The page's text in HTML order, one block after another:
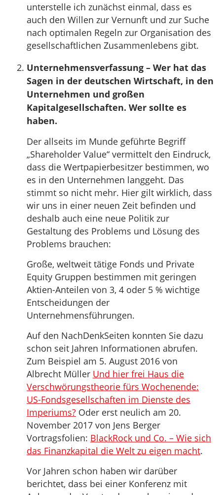
unterstelle ich zunächst einmal, dass es
auch den Willen zur Vernunft und zur Suche
nach optimalen Regeln zur Organisation des
gesellschaftlichen Zusammenlebens gibt.
Unternehmensverfassung – Wer hat das
Sagen in der deutschen Wirtschaft, in den
Unternehmen und großen
Kapitalgesellschaften. Wer sollte es
haben.
Der allseits im Munde geführte Begriff
„Shareholder Value“ vermittelt den Eindruck,
dass die Wertpapierbesitzer bestimmen, wo
es in den Unternehmen langgeht. Das
stimmt so nicht mehr. Hier gilt wirklich, dass
wir uns in einer neuen Zeit befinden und
deshalb auch eine neue Politik zur
Gestaltung des Problems und Lösung des
Problems brauchen:
Große, weltweit tätige Fonds und Private
Equity Gruppen bestimmen mit geringen
Aktien-Anteilen von 3, 4 oder 5 % wichtige
Entscheidungen der
Unternehmensführungen.
Auf den NachDenkSeiten konnten Sie dazu
schon seit Jahren Informationen abrufen.
Zum Beispiel am 5. August 2016 von
Albrecht Müller Und hier frei Haus die
Verschwörungstheorie fürs Wochenende:
US-Fondsgesellschaften im Dienste des
Imperiums? Oder erst neulich am 20.
November 2017 von Jens Berger
Vortragsfolien: BlackRock und Co. – Wie sich
das Finanzkapital die Welt zu eigen macht.
Vor Jahren schon haben wir darüber
berichtet, dass bei einer Konferenz mit